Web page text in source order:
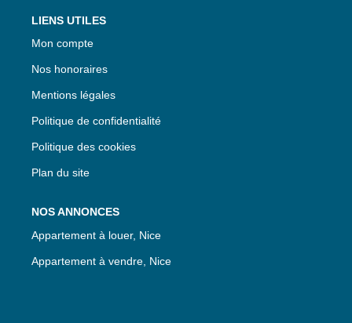
LIENS UTILES
Mon compte
Nos honoraires
Mentions légales
Politique de confidentialité
Politique des cookies
Plan du site
NOS ANNONCES
Appartement à louer, Nice
Appartement à vendre, Nice